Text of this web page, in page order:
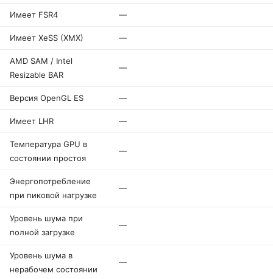
Имеет FSR4 —
Имеет XeSS (XMX) —
AMD SAM / Intel
Resizable BAR
—
Версия OpenGL ES —
Имеет LHR —
Температура GPU в
состоянии простоя
—
Энергопотребление
при пиковой нагрузке
—
Уровень шума при
полной загрузке
—
Уровень шума в
нерабочем состоянии
—